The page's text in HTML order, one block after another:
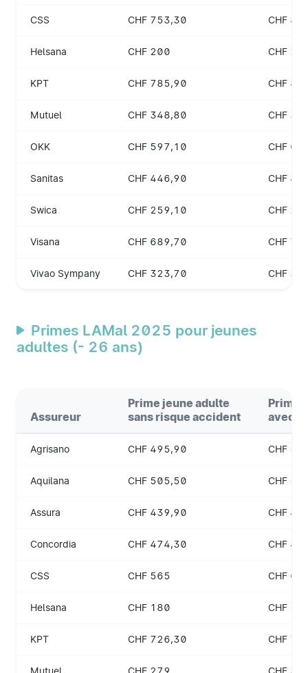
CSS CHF 753,30 CHF
Helsana CHF 200 CHF
KPT CHF 785,90 CHF
Mutuel CHF 348,80 CHF
OKK CHF 597,10 CHF
Sanitas CHF 446,90 CHF
Swica CHF 259,10 CHF
Visana CHF 689,70 CHF
Vivao Sympany CHF 323,70 CHF
Primes LAMal 2025 pour jeunes
adultes (- 26 ans)
Assureur
Prime jeune adulte
sans risque accident
Prime
avec
Agrisano CHF 495,90 CHF
Aquilana CHF 505,50 CHF
Assura CHF 439,90 CHF
Concordia CHF 474,30 CHF
CSS CHF 565 CHF
Helsana CHF 180 CHF
KPT CHF 726,30 CHF
Mutuel CHF 279 CHF